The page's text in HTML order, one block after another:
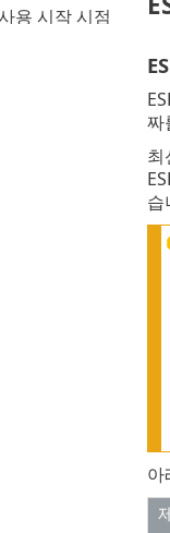
짜
최
습
아